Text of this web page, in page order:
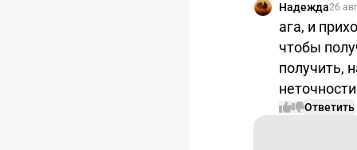
Надежда26
ага, и
чтобы
получить,
Ответить